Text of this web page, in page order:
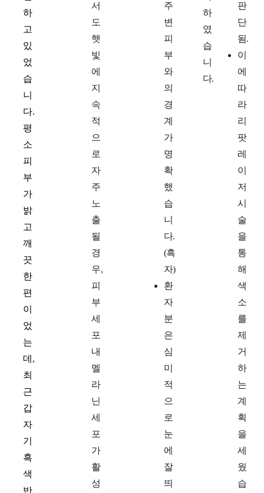
하
고
있
었
습
니
다.
평
소
피
부
가
밝
고
깨
끗
한
편
이
었
는
데,
최
근
갑
자
기
흑
색
반
서
도
햇
빛
에
지
속
적
으
로
자
주
노
출
될
경
우,
피
부
세
포
내
멜
라
닌
세
포
가
활
성
주
변
피
부
와
의
경
계
가
명
확
했
습
니
다.
(흑
자)
환
자
분
은
심
미
적
으
로
눈
에
잘
띄
하
였
습
니
다.
판
단
됨.
이
에
따
라
리
팟
레
이
저
시
술
을
통
해
색
소
를
제
거
하
는
계
획
을
세
웠
습